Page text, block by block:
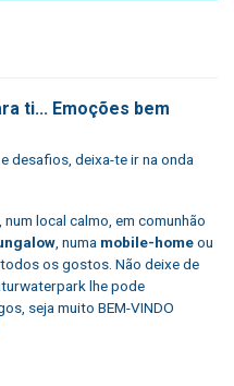
ti... Emoções bem
desafios, deixa-te ir na onda
local calmo, em comunhão
, numa mobile-homeou
todos os gostos. Não deixe de
lhe pode
seja muito BEM-VINDO